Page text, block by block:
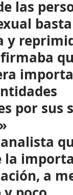
las
y
por sus
la
a